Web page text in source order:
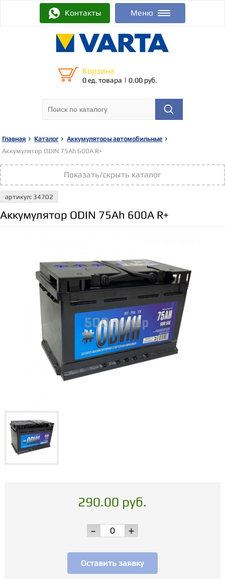
Контакты Меню
Корзина
0 ед. товара | 0.00 руб.
Главная Каталог
Аккумуляторы автомобильные
Аккумулятор ODIN 75Ah 600A R+
Показать/скрыть каталог
артикул: 34702
Аккумулятор ODIN 75Ah 600A R+
290.00 руб.
-
+
Оставить заявку